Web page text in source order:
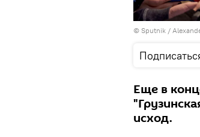
© Sputnik /
Еще в
исход.